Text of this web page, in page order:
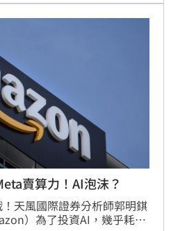
210萬美元（約6761萬台
賣算力！AI泡沫？
天風國際證券分析師郭明錤
）為了投資AI，幾乎耗盡